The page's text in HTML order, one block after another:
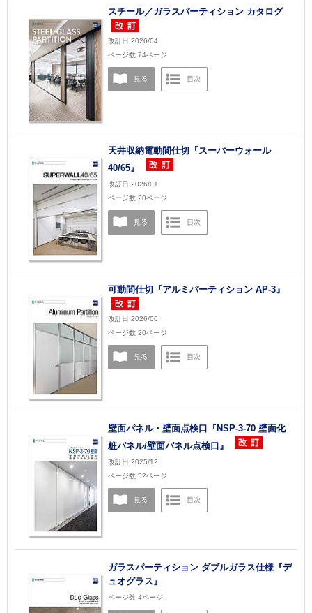
スチール／ガラスパーティション カタログ
改訂日 2026/04
ページ数 74ページ
天井収納電動間仕切『スーパーウォール
40/65』
改訂日 2026/01
ページ数 20ページ
可動間仕切『アルミパーティション AP-3』
改訂日 2026/06
ページ数 20ページ
壁面パネル・壁面点検口『NSP-3-70 壁面化
粧パネル/壁面パネル点検口』
改訂日 2025/12
ページ数 52ページ
ガラスパーティション ダブルガラス仕様『デ
ュオグラス』
ページ数 4ページ